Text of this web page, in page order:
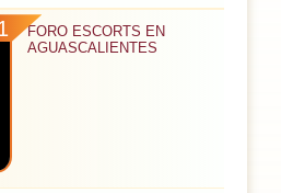
FORO ESCORTS EN
AGUASCALIENTES